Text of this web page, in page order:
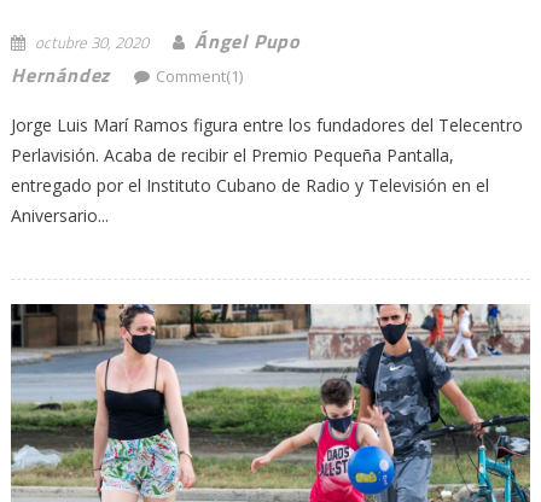
octubre 30, 2020
Ángel Pupo
Hernández
Comment(1)
Jorge Luis Marí Ramos figura entre los fundadores del Telecentro
Perlavisión. Acaba de recibir el Premio Pequeña Pantalla,
entregado por el Instituto Cubano de Radio y Televisión en el
Aniversario...